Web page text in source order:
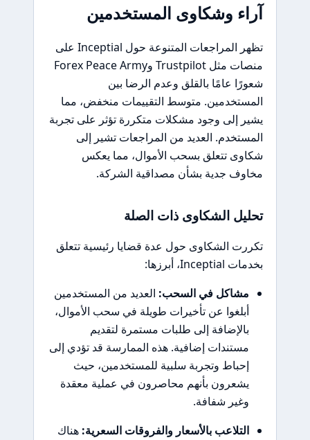
آراء وشكاوى المستخدمين
تظهر المراجعات المتنوعة حول Inceptial على
منصات مثل Trustpilot وForex Peace Army
شعورًا عامًا بالقلق وعدم الرضا بين
المستخدمين. متوسط التقييمات منخفض، مما
يشير إلى وجود مشكلات متكررة تؤثر على تجربة
المستخدم. العديد من المراجعات تشير إلى
شكاوى تتعلق بسحب الأموال، مما يعكس
مخاوف جدية بشأن مصداقية الشركة.
تحليل الشكاوى ذات الصلة
تكررت الشكاوى حول عدة قضايا رئيسية تتعلق
بخدمات Inceptial، أبرزها:
مشاكل في السحب: العديد من المستخدمين
أبلغوا عن تأخيرات طويلة في سحب الأموال،
بالإضافة إلى طلبات مستمرة لتقديم
مستندات إضافية. هذه الممارسة قد تؤدي إلى
إحباط وتجربة سلبية للمستخدمين، حيث
يشعرون بأنهم محاصرون في عملية معقدة
وغير شفافة.
التلاعب بالأسعار والفروقات السعرية: هناك